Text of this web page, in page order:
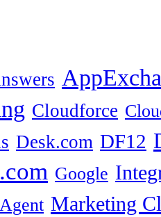
Cloudforce
Desk.com DF12
Google
Marketing